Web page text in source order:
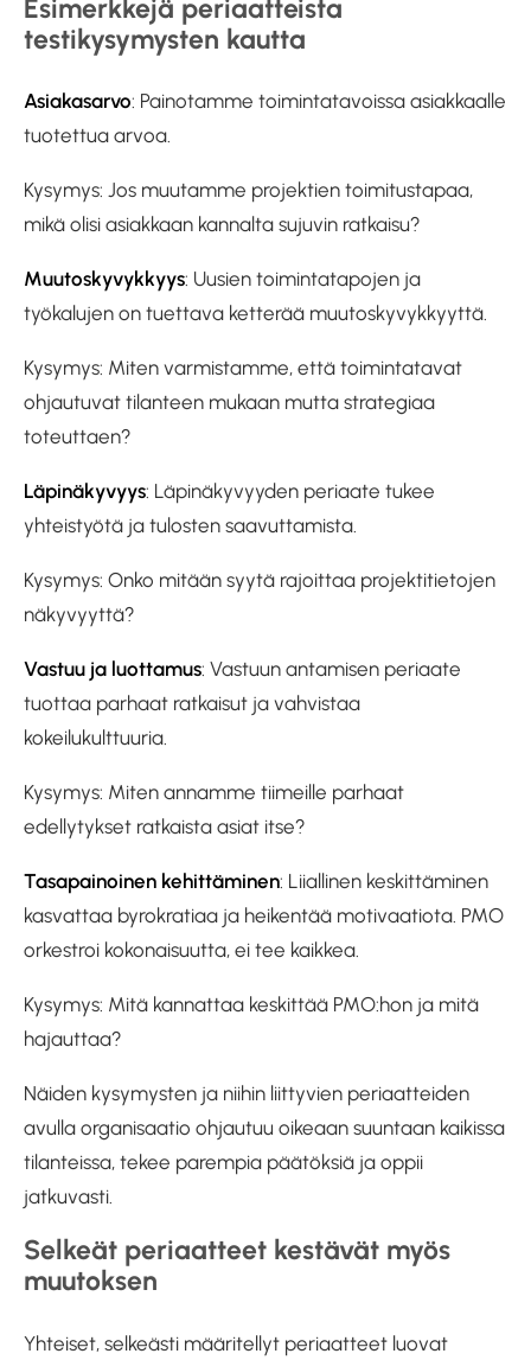
Esimerkkejä periaatteista
testikysymysten kautta
Asiakasarvo: Painotamme toimintatavoissa asiakkaalle
tuotettua arvoa.
Kysymys: Jos muutamme projektien toimitustapaa,
mikä olisi asiakkaan kannalta sujuvin ratkaisu?
Muutoskyvykkyys: Uusien toimintatapojen ja
työkalujen on tuettava ketterää muutoskyvykkyyttä.
Kysymys: Miten varmistamme, että toimintatavat
ohjautuvat tilanteen mukaan mutta strategiaa
toteuttaen?
Läpinäkyvyys: Läpinäkyvyyden periaate tukee
yhteistyötä ja tulosten saavuttamista.
Kysymys: Onko mitään syytä rajoittaa projektitietojen
näkyvyyttä?
Vastuu ja luottamus: Vastuun antamisen periaate
tuottaa parhaat ratkaisut ja vahvistaa
kokeilukulttuuria.
Kysymys: Miten annamme tiimeille parhaat
edellytykset ratkaista asiat itse?
Tasapainoinen kehittäminen: Liiallinen keskittäminen
kasvattaa byrokratiaa ja heikentää motivaatiota. PMO
orkestroi kokonaisuutta, ei tee kaikkea.
Kysymys: Mitä kannattaa keskittää PMO:hon ja mitä
hajauttaa?
Näiden kysymysten ja niihin liittyvien periaatteiden
avulla organisaatio ohjautuu oikeaan suuntaan kaikissa
tilanteissa, tekee parempia päätöksiä ja oppii
jatkuvasti.
Selkeät periaatteet kestävät myös
muutoksen
Yhteiset, selkeästi määritellyt periaatteet luovat